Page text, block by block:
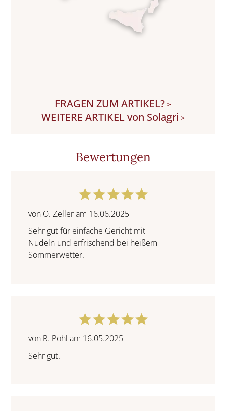
FRAGEN ZUM ARTIKEL? >
WEITERE ARTIKEL von Solagri >
Bewertungen
von O. Zeller am 16.06.2025
Sehr gut für einfache Gericht mit
Nudeln und erfrischend bei heißem
Sommerwetter.
von R. Pohl am 16.05.2025
Sehr gut.